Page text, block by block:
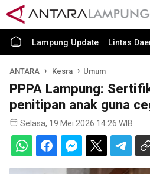
Lampung Update Lintas
ANTARA Kesra Umum
PPPA Lampung:
penitipan anak guna
Selasa, 19 Mei 2026 14:26 WIB